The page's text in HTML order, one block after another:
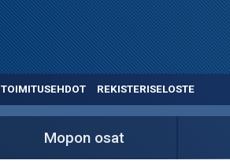
TOIMITUSEHDOT REKISTERISELOSTE
Mopon osat